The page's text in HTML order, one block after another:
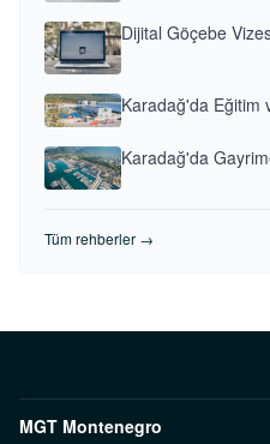
Dijital Göçebe
Karadağ'da Eğitim
Karadağ'da
Tüm rehberler →
MGT Montenegro